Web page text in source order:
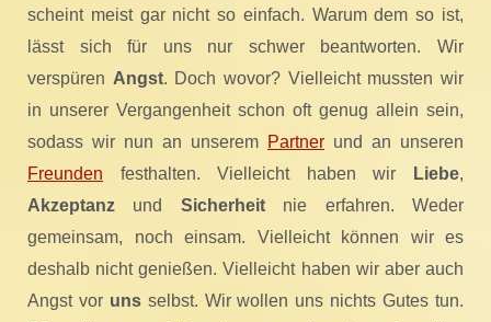
scheint meist gar nicht so einfach. Warum dem so ist,
lässt sich für uns nur schwer beantworten. Wir
verspüren Angst. Doch wovor? Vielleicht mussten wir
in unserer Vergangenheit schon oft genug allein sein,
sodass wir nun an unserem Partner und an unseren
Freunden festhalten. Vielleicht haben wir Liebe,
Akzeptanz und Sicherheitnie erfahren. Weder
gemeinsam, noch einsam. Vielleicht können wir es
deshalb nicht genießen. Vielleicht haben wir aber auch
Angst vor unsselbst. Wir wollen uns nichts Gutes tun.